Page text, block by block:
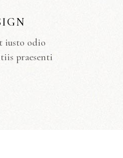
iusto odio
praesenti